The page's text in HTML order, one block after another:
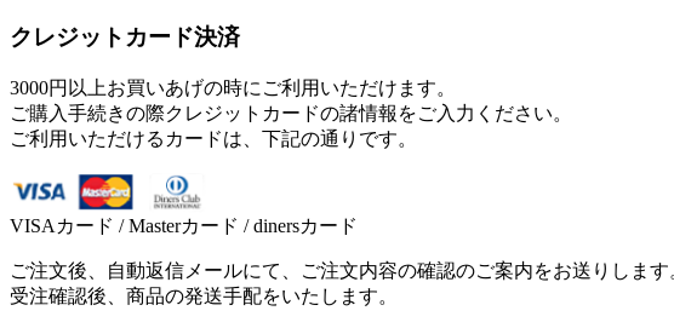
クレジットカード決済
3000円以上お買いあげの時にご利用いただけます。
ご購入手続きの際クレジットカードの諸情報をご入力ください。
ご利用いただけるカードは、下記の通りです。
VISAカード / Masterカード / dinersカード
ご注文後、自動返信メールにて、ご注文内容の確認のご案内をお送りします
受注確認後、商品の発送手配をいたします。